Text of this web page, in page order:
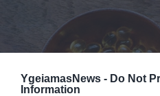
YgeiamasNews - Do Not
Information